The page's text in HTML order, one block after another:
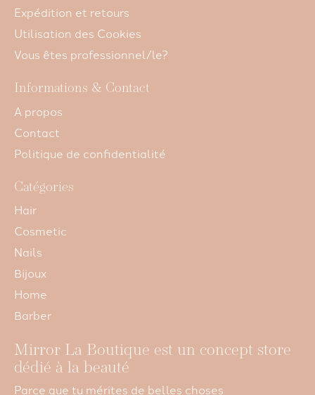
Expédition et retours
Utilisation des Cookies
Vous êtes professionnel/le?
Informations & Contact
A propos
Contact
Politique de confidentialité
Catégories
Hair
Cosmetic
Nails
Bijoux
Home
Barber
Mirror La Boutique est un concept store
dédié à la beauté
Parce que tu mérites de belles choses